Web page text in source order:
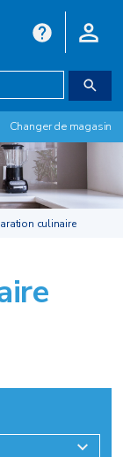
Changer de magasin
culinaire